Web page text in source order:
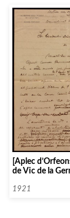
[Aplec
de Vic de la
1921